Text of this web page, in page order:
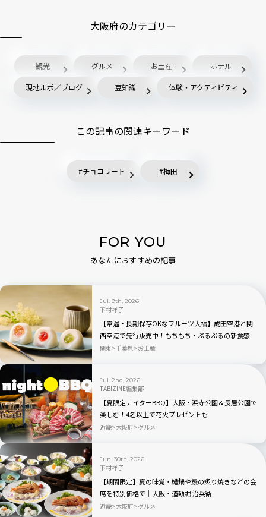
大阪府のカテゴリー
観光 グルメ お土産 ホテル
現地ルポ／ブログ 豆知識 体験・アクティビティ
この記事の関連キーワード
チョコレート 梅田
FOR YOU
あなたにおすすめの記事
Jul. 9th, 2026
下村祥子
【常温・長期保存OKなフルーツ大福】成田空港と関
西空港で先行販売中！もちもち・ぷるぷるの新食感
「もちふる」
関東 千葉県 お土産
Jul. 2nd, 2026
TABIZINE編集部
【夏限定ナイターBBQ】大阪・浜寺公園＆長居公園で
楽しむ！4名以上で花火プレゼントも
近畿 大阪府 グルメ
Jun. 30th, 2026
下村祥子
【期間限定】夏の味覚・鱧鍋や鰻の炙り焼きなどの会
席を特別価格で｜大阪・道頓堀 治兵衛
近畿 大阪府 グルメ